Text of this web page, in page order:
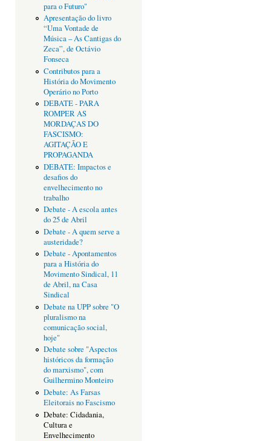
para o Futuro"
Apresentação do livro
“Uma Vontade de
Música – As Cantigas do
Zeca”, de Octávio
Fonseca
Contributos para a
História do Movimento
Operário no Porto
DEBATE - PARA
ROMPER AS
MORDAÇAS DO
FASCISMO:
AGITAÇÃO E
PROPAGANDA
DEBATE: Impactos e
desafios do
envelhecimento no
trabalho
Debate - A escola antes
do 25 de Abril
Debate - A quem serve a
austeridade?
Debate - Apontamentos
para a História do
Movimento Sindical, 11
de Abril, na Casa
Sindical
Debate na UPP sobre "O
pluralismo na
comunicação social,
hoje"
Debate sobre "Aspectos
históricos da formação
do marxismo", com
Guilhermino Monteiro
Debate: As Farsas
Eleitorais no Fascismo
Debate: Cidadania,
Cultura e
Envelhecimento